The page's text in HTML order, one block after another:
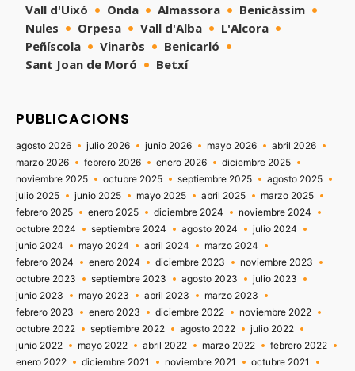
Vall d'Uixó
Onda Almassora
Benicàssim
Nules
Orpesa Vall d'Alba
L'Alcora
Peñíscola
Vinaròs
Benicarló
Sant Joan de Moró
Betxí
PUBLICACIONS
agosto 2026 julio 2026 junio 2026 mayo 2026
abril 2026
marzo 2026
febrero 2026 enero 2026
diciembre 2025
noviembre 2025
octubre 2025 septiembre 2025
agosto 2025
julio 2025
junio 2025 mayo 2025 abril 2025
marzo 2025
febrero 2025
enero 2025 diciembre 2024
noviembre 2024
octubre 2024
septiembre 2024 agosto 2024
julio 2024
junio 2024
mayo 2024 abril 2024
marzo 2024
febrero 2024
enero 2024 diciembre 2023
noviembre 2023
octubre 2023
septiembre 2023 agosto 2023
julio 2023
junio 2023
mayo 2023 abril 2023
marzo 2023
febrero 2023
enero 2023 diciembre 2022
noviembre 2022
octubre 2022
septiembre 2022 agosto 2022
julio 2022
junio 2022
mayo 2022 abril 2022 marzo 2022
febrero 2022
enero 2022
diciembre 2021 noviembre 2021
octubre 2021